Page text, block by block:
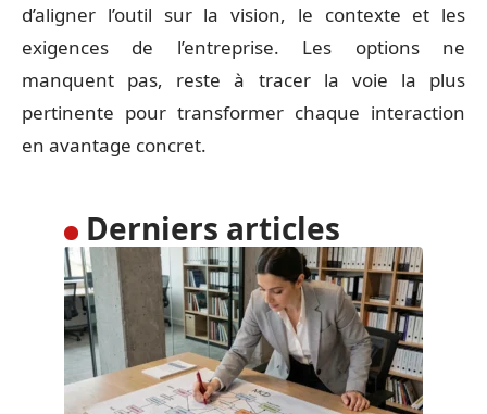
d’aligner l’outil sur la vision, le contexte et les
exigences de l’entreprise. Les options ne
manquent pas, reste à tracer la voie la plus
pertinente pour transformer chaque interaction
en avantage concret.
Derniers articles